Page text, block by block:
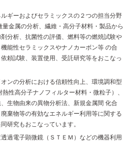
ギーおよびセラミックスの２つの担当分野
金属の分析、繊維・高分子材料・製品から
分析、抗菌性の評価、燃料等の燃焼試験や
能性セラミックスやナノカーボン等 の合
頼試験、装置使用、受託研究等をおこなっ
ンの分析における信頼性向上、環境調和型
性高分子ナノフィルター材料・微粒子）、
生物由来の異物分析法、新規金属間 化合
棄物等の有効なエネルギー利用等に関する
研究もおこなっています。
過電子顕微鏡（ＳＴＥＭ）などの機器利用